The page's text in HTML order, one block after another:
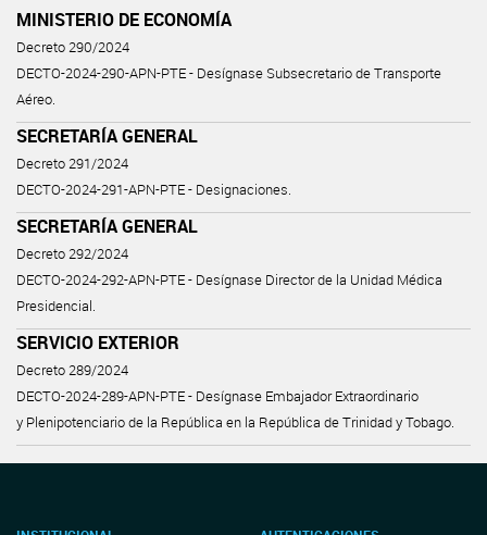
MINISTERIO DE ECONOMÍA
Decreto 290/2024
DECTO-2024-290-APN-PTE - Desígnase Subsecretario de Transporte
Aéreo.
SECRETARÍA GENERAL
Decreto 291/2024
DECTO-2024-291-APN-PTE - Designaciones.
SECRETARÍA GENERAL
Decreto 292/2024
DECTO-2024-292-APN-PTE - Desígnase Director de la Unidad Médica
Presidencial.
SERVICIO EXTERIOR
Decreto 289/2024
DECTO-2024-289-APN-PTE - Desígnase Embajador Extraordinario
y Plenipotenciario de la República en la República de Trinidad y Tobago.